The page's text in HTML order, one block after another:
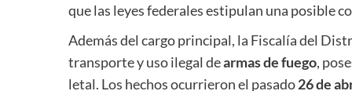
que las leyes federales estipulan una posible
Además del cargo principal, la Fiscalía del
transporte y uso ilegal dearmas de fuego,
letal. Los hechos ocurrieron el pasado26 de